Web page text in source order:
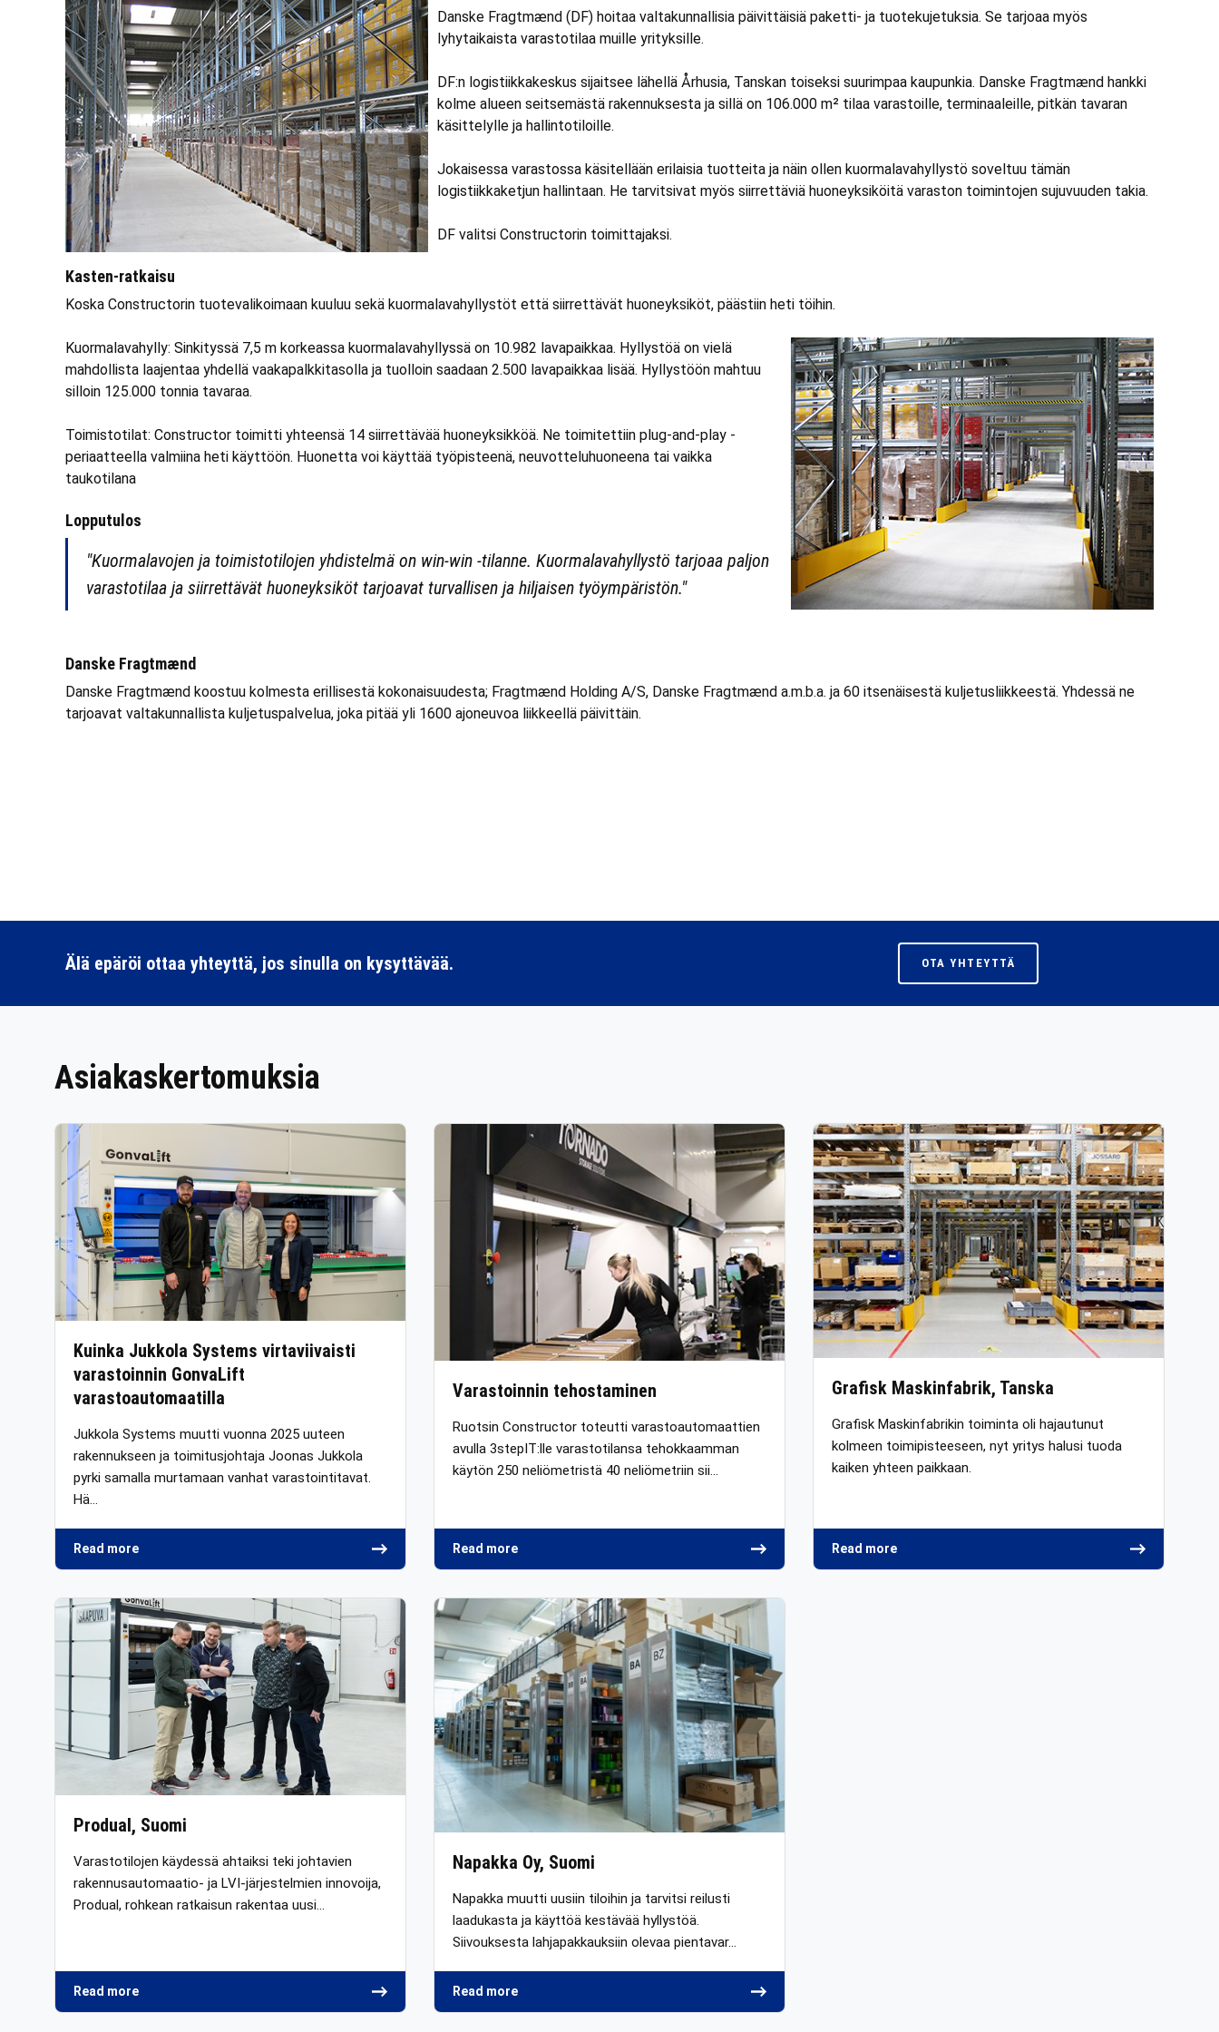
Danske Fragtmænd (DF) hoitaa valtakunnallisia päivittäisiä paketti- ja tuotekujetuksia. Se tarjoaa myös
lyhytaikaista varastotilaa muille yrityksille.
DF:n logistiikkakeskus sijaitsee lähellä Århusia, Tanskan toiseksi suurimpaa kaupunkia. Danske Fragtmænd hankki
kolme alueen seitsemästä rakennuksesta ja sillä on 106.000 m² tilaa varastoille, terminaaleille, pitkän tavaran
käsittelylle ja hallintotiloille.
Jokaisessa varastossa käsitellään erilaisia tuotteita ja näin ollen kuormalavahyllystö soveltuu tämän
logistiikkaketjun hallintaan. He tarvitsivat myös siirrettäviä huoneyksiköitä varaston toimintojen sujuvuuden takia.
DF valitsi Constructorin toimittajaksi.
Kasten-ratkaisu
Koska Constructorin tuotevalikoimaan kuuluu sekä kuormalavahyllystöt että siirrettävät huoneyksiköt, päästiin heti töihin.
Kuormalavahylly: Sinkityssä 7,5 m korkeassa kuormalavahyllyssä on 10.982 lavapaikkaa. Hyllystöä on vielä
mahdollista laajentaa yhdellä vaakapalkkitasolla ja tuolloin saadaan 2.500 lavapaikkaa lisää. Hyllystöön mahtuu
silloin 125.000 tonnia tavaraa.
Toimistotilat: Constructor toimitti yhteensä 14 siirrettävää huoneyksikköä. Ne toimitettiin plug-and-play -
periaatteella valmiina heti käyttöön. Huonetta voi käyttää työpisteenä, neuvotteluhuoneena tai vaikka
taukotilana
Lopputulos
"Kuormalavojen ja toimistotilojen yhdistelmä on win-win -tilanne. Kuormalavahyllystö tarjoaa paljon
varastotilaa ja siirrettävät huoneyksiköt tarjoavat turvallisen ja hiljaisen työympäristön."
Danske Fragtmænd
Danske Fragtmænd koostuu kolmesta erillisestä kokonaisuudesta; Fragtmænd Holding A/S, Danske Fragtmænd a.m.b.a. ja 60 itsenäisestä kuljetusliikkeestä. Yhdessä ne
tarjoavat valtakunnallista kuljetuspalvelua, joka pitää yli 1600 ajoneuvoa liikkeellä päivittäin.
Älä epäröi ottaa yhteyttä, jos sinulla on kysyttävää. OTA YHTEYTTÄ
Asiakaskertomuksia
Kuinka Jukkola Systems virtaviivaisti
varastoinnin GonvaLift
varastoautomaatilla
Jukkola Systems muutti vuonna 2025 uuteen
rakennukseen ja toimitusjohtaja Joonas Jukkola
pyrki samalla murtamaan vanhat varastointitavat.
Hä…
Read more
Varastoinnin tehostaminen
Ruotsin Constructor toteutti varastoautomaattien
avulla 3stepIT:lle varastotilansa tehokkaamman
käytön 250 neliömetristä 40 neliömetriin sii…
Read more
Grafisk Maskinfabrik, Tanska
Grafisk Maskinfabrikin toiminta oli hajautunut
kolmeen toimipisteeseen, nyt yritys halusi tuoda
kaiken yhteen paikkaan.
Read more
Produal, Suomi
Varastotilojen käydessä ahtaiksi teki johtavien
rakennusautomaatio- ja LVI-järjestelmien innovoija,
Produal, rohkean ratkaisun rakentaa uusi…
Read more
Napakka Oy, Suomi
Napakka muutti uusiin tiloihin ja tarvitsi reilusti
laadukasta ja käyttöä kestävää hyllystöä.
Siivouksesta lahjapakkauksiin olevaa pientavar…
Read more